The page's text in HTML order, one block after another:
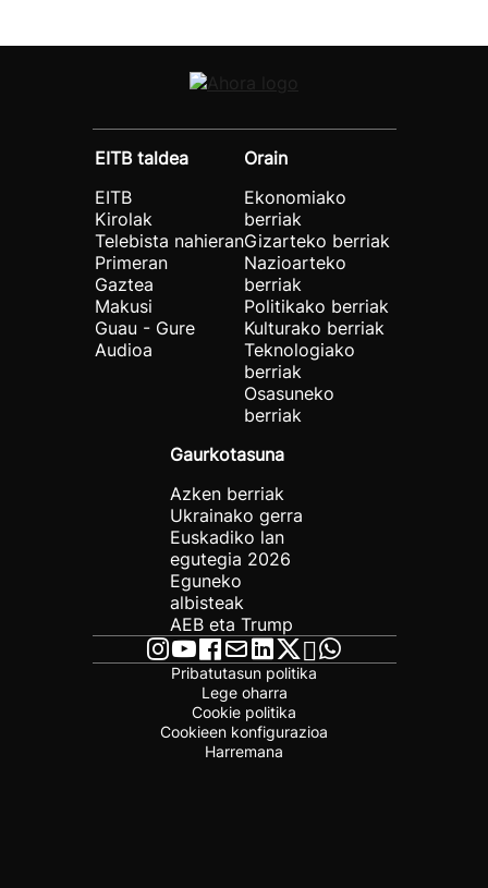
EITB taldea
EITB
Kirolak
Telebista nahieran
Primeran
Gaztea
Makusi
Guau - Gure
Audioa
Orain
Ekonomiako
berriak
Gizarteko berriak
Nazioarteko
berriak
Politikako berriak
Kulturako berriak
Teknologiako
berriak
Osasuneko
berriak
Gaurkotasuna
Azken berriak
Ukrainako gerra
Euskadiko lan
egutegia 2026
Eguneko
albisteak
AEB eta Trump
Pribatutasun politika
Lege oharra
Cookie politika
Cookieen konfigurazioa
Harremana